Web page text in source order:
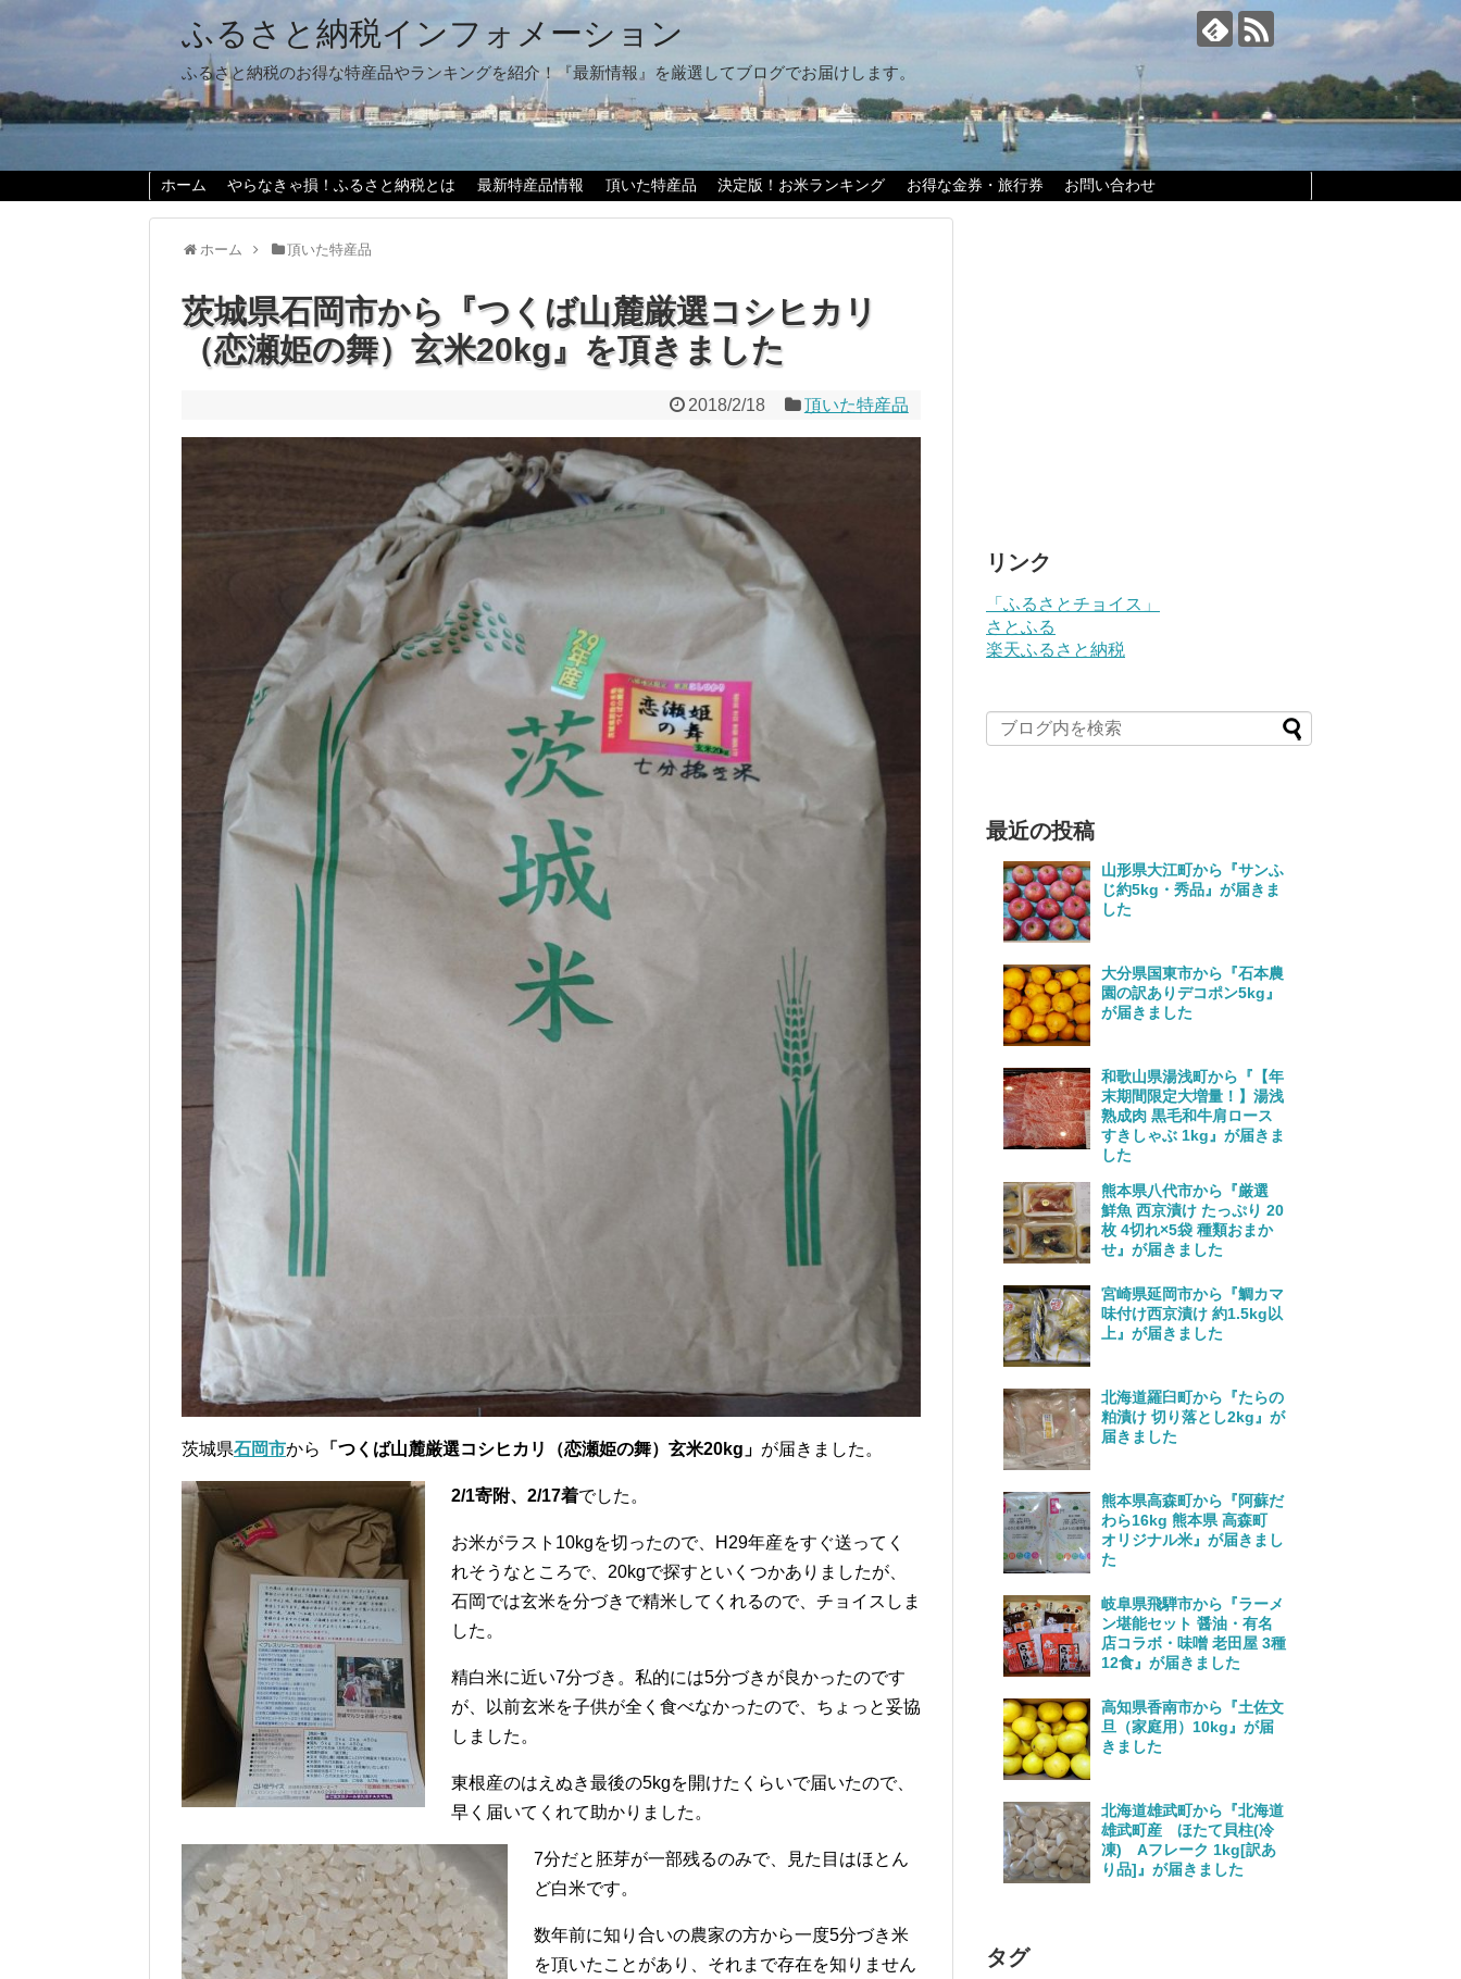
ふるさと納税インフォメーション
ふるさと納税のお得な特産品やランキングを紹介！『最新情報』を厳選してブログでお届けします。
ホーム やらなきゃ損！ふるさと納税とは 最新特産品情報 頂いた特産品 決定版！お米ランキング お得な金券・旅行券 お問い合わせ
ホーム 頂いた特産品
茨城県石岡市から『つくば山麓厳選コシヒカリ
（恋瀬姫の舞）玄米20kg』を頂きました
2018/2/18 頂いた特産品
茨城県石岡市から 「つくば山麓厳選コシヒカリ（恋瀬姫の舞）玄米20kg」 が届きました。
2/1寄附、2/17着でした。
お米がラスト10kgを切ったので、H29年産をすぐ送ってく
れそうなところで、20kgで探すといくつかありましたが、
石岡では玄米を分づきで精米してくれるので、チョイスしま
した。
精白米に近い7分づき。私的には5分づきが良かったのです
が、以前玄米を子供が全く食べなかったので、ちょっと妥協
しました。
東根産のはえぬき最後の5kgを開けたくらいで届いたので、
早く届いてくれて助かりました。
7分だと胚芽が一部残るのみで、見た目はほとん
ど白米です。
数年前に知り合いの農家の方から一度5分づき米
を頂いたことがあり、それまで存在を知りません
リンク
「ふるさとチョイス」
さとふる
楽天ふるさと納税
最近の投稿
山形県大江町から『サンふ
じ約5kg・秀品』が届きま
した
大分県国東市から『石本農
園の訳ありデコポン5kg』
が届きました
和歌山県湯浅町から『【年
末期間限定大増量！】湯浅
熟成肉 黒毛和牛肩ロース
すきしゃぶ 1kg』が届きま
した
熊本県八代市から『厳選
鮮魚 西京漬け たっぷり 20
枚 4切れ×5袋 種類おまか
せ』が届きました
宮崎県延岡市から『鯛カマ
味付け西京漬け 約1.5kg以
上』が届きました
北海道羅臼町から『たらの
粕漬け 切り落とし2kg』が
届きました
熊本県高森町から『阿蘇だ
わら16kg 熊本県 高森町
オリジナル米』が届きまし
た
岐阜県飛騨市から『ラーメ
ン堪能セット 醤油・有名
店コラボ・味噌 老田屋 3種
12食』が届きました
高知県香南市から『土佐文
旦（家庭用）10kg』が届
きました
北海道雄武町から『北海道
雄武町産 ほたて貝柱(冷
凍) Aフレーク 1kg[訳あ
り品]』が届きました
タグ